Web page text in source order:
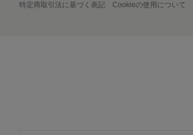
特定商取引法に基づく表記 Cookieの使用について